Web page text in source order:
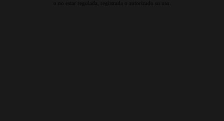
o no estar regulada, registrada o autorizado su uso.